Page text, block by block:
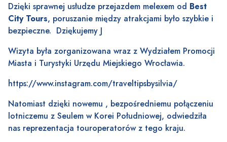
Dzięki sprawnej usłudze przejazdem melexem od Best
City Tours, poruszanie między atrakcjami było szybkie i
bezpieczne. Dziękujemy J
Wizyta była zorganizowana wraz z Wydziałem Promocji
Miasta i Turystyki Urzędu Miejskiego Wrocławia.
https://www.instagram.com/traveltipsbysilvia/
Natomiast dzięki nowemu , bezpośredniemu połączeniu
lotniczemu z Seulem w Korei Południowej, odwiedziła
nas reprezentacja touroperatorów z tego kraju.